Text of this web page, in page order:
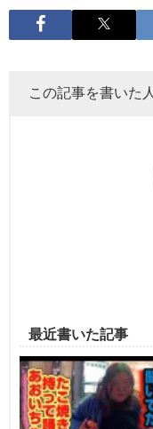
この記事を書いた人
最近書いた記事